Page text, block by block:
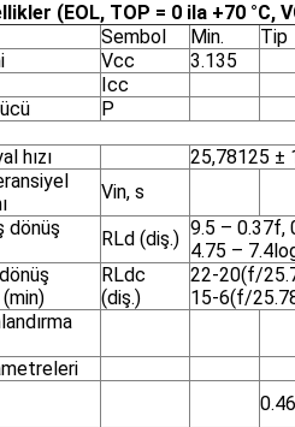
(EOL, TOP = 0 ila +70 °C,
Sembol Min. Tip
Vcc 3.135
Icc
P
hızı
25,78125 ±
Vin, s
dönüş
RLd (diş.) 9.5 – 0.37f,
4.75 –
(min)
RLdc
(diş.)
22-20(f/
15-6(f/
0.46